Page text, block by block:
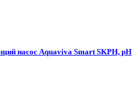
насос Aquaviva Smart SKPH, рH